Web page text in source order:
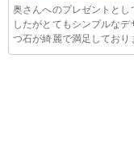
奥さんへのプレゼントとし
したがとてもシンプルなデ
つ石が綺麗で満足しており
重に取り扱ってい
確認ください